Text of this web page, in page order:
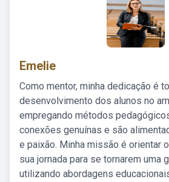
Emelie
Como mentor, minha dedicação é
desenvolvimento dos alunos no
empregando métodos
conexões genuínas e são
e paixão. Minha missão é orientar
sua jornada para se tornarem uma
utilizando abordagens